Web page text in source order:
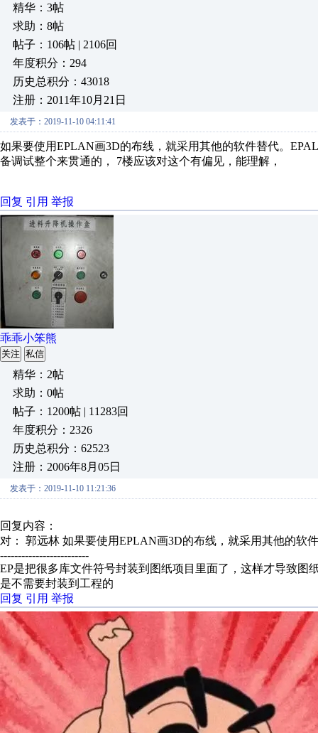
精华：3帖
求助：8帖
帖子：106帖 | 2106回
年度积分：294
历史总积分：43018
注册：2011年10月21日
发表于：2019-11-10 04:11:41
如果要使用EPLAN画3D的布线，就采用其他的软件替代。
备调试整个来贯通的， 7楼应该对这个有偏见，能理解，
回复 引用 举报
乖乖小笨熊
关注 私信
精华：2帖
求助：0帖
帖子：1200帖 | 11283回
年度积分：2326
历史总积分：62523
注册：2006年8月05日
发表于：2019-11-10 11:21:36
回复内容：
对： 郭远林 如果要使用EPLAN画3D的布线，就采用其他的软
-------------------------
EP是把很多库文件符号封装到图纸项目里面了，这样才导致
是不需要封装到工程的
回复 引用 举报